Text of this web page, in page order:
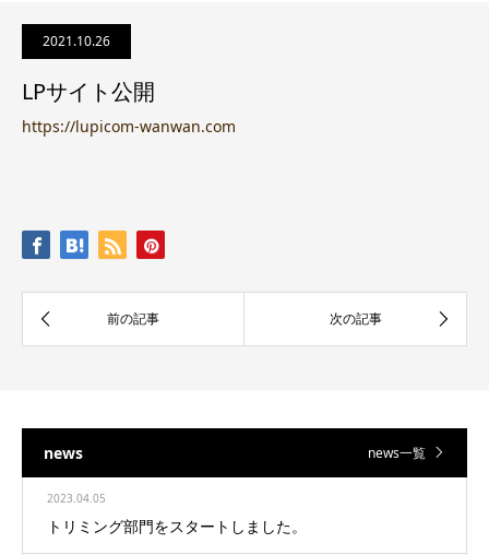
2021.10.26
LPサイト公開
https://lupicom-wanwan.com
news news一覧
2023.04.05
トリミング部門をスタートしました。